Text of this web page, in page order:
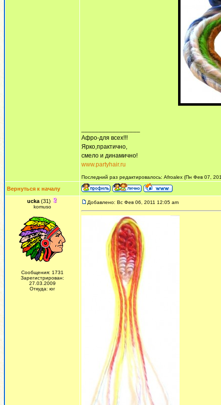
Афро-для всех!!!
Ярко,практично,
смело и динамично!
www.partyhair.ru
Последний раз редактировалось: Afroalex (Пн Фев 07,
Вернуться к началу
ucka (31)
komuso
Сообщения: 1731
Зарегистрирован:
27.03.2009
Откуда: юг
Добавлено: Вс Фев 06, 2011 12:05 am